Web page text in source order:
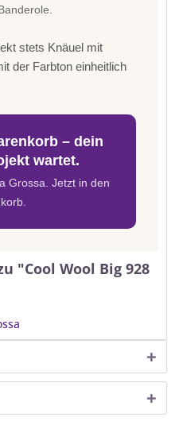
stets Knäuel mit
der Farbton einheitlich
– dein
wartet.
Grossa. Jetzt in den
"Cool Wool Big 928